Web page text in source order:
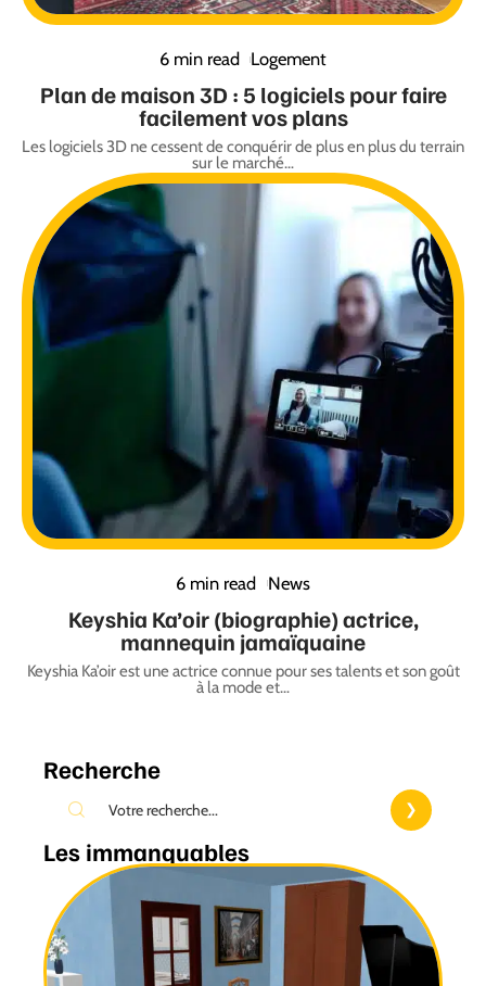
6 min read Logement
Plan de maison 3D : 5 logiciels pour faire
facilement vos plans
Les logiciels 3D ne cessent de conquérir de plus en plus du terrain
sur le marché…
6 min read News
Keyshia Ka’oir (biographie) actrice,
mannequin jamaïquaine
Keyshia Ka’oir est une actrice connue pour ses talents et son goût
à la mode et…
Recherche
Les immanquables